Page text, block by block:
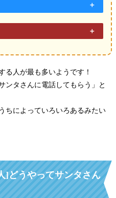
る人が最も多いようです！
ンタさんに電話してもらう」と
ちによっていろいろあるみたい
]どうやってサンタさん